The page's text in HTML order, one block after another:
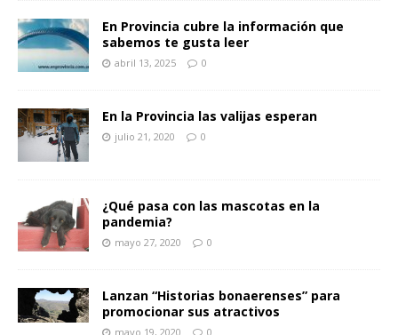
En Provincia cubre la información que
sabemos te gusta leer
abril 13, 2025 0
En la Provincia las valijas esperan
julio 21, 2020 0
¿Qué pasa con las mascotas en la
pandemia?
mayo 27, 2020 0
Lanzan “Historias bonaerenses” para
promocionar sus atractivos
mayo 19, 2020 0